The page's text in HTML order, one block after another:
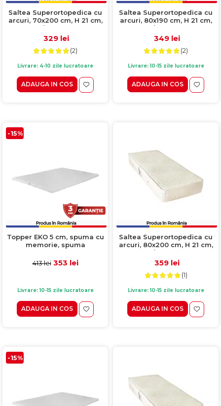
Saltea Superortopedica cu
arcuri, 70x200 cm, H 21 cm,
fata vara/fata iarna, crem
329 lei
(2)
Livrare: 4-10 zile lucratoare
ADAUGA IN COS
Saltea Superortopedica cu
arcuri, 80x190 cm, H 21 cm,
fata vara/fata iarna, crem
349 lei
(2)
Livrare: 10-15 zile lucratoare
ADAUGA IN COS
-15%
Topper EKO 5 cm, spuma cu
memorie, spuma
413 lei 353 lei
Livrare: 10-15 zile lucratoare
ADAUGA IN COS
Saltea Superortopedica cu
arcuri, 80x200 cm, H 21 cm,
fata vara/fata iarna, crem
359 lei
(1)
Livrare: 10-15 zile lucratoare
ADAUGA IN COS
-15%